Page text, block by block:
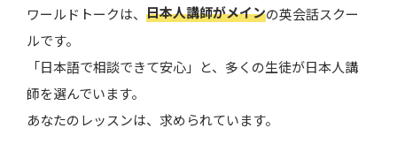
ワールドトークは、 日本人講師がメインの英会話スクー
ルです。
「日本語で相談できて安心」と、多くの生徒が日本人講
師を選んでいます。
あなたのレッスンは、求められています。